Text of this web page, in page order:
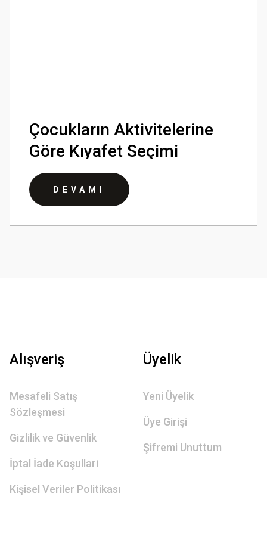
Çocukların Aktivitelerine
Göre Kıyafet Seçimi
DEVAMI
Alışveriş
Mesafeli Satış
Sözleşmesi
Gizlilik ve Güvenlik
İptal İade Koşullari
Kişisel Veriler Politikası
Üyelik
Yeni Üyelik
Üye Girişi
Şifremi Unuttum